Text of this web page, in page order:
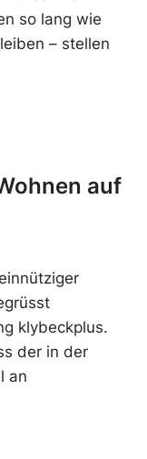
so lang wie
– stellen
auf
klybeckplus.
der in der
an